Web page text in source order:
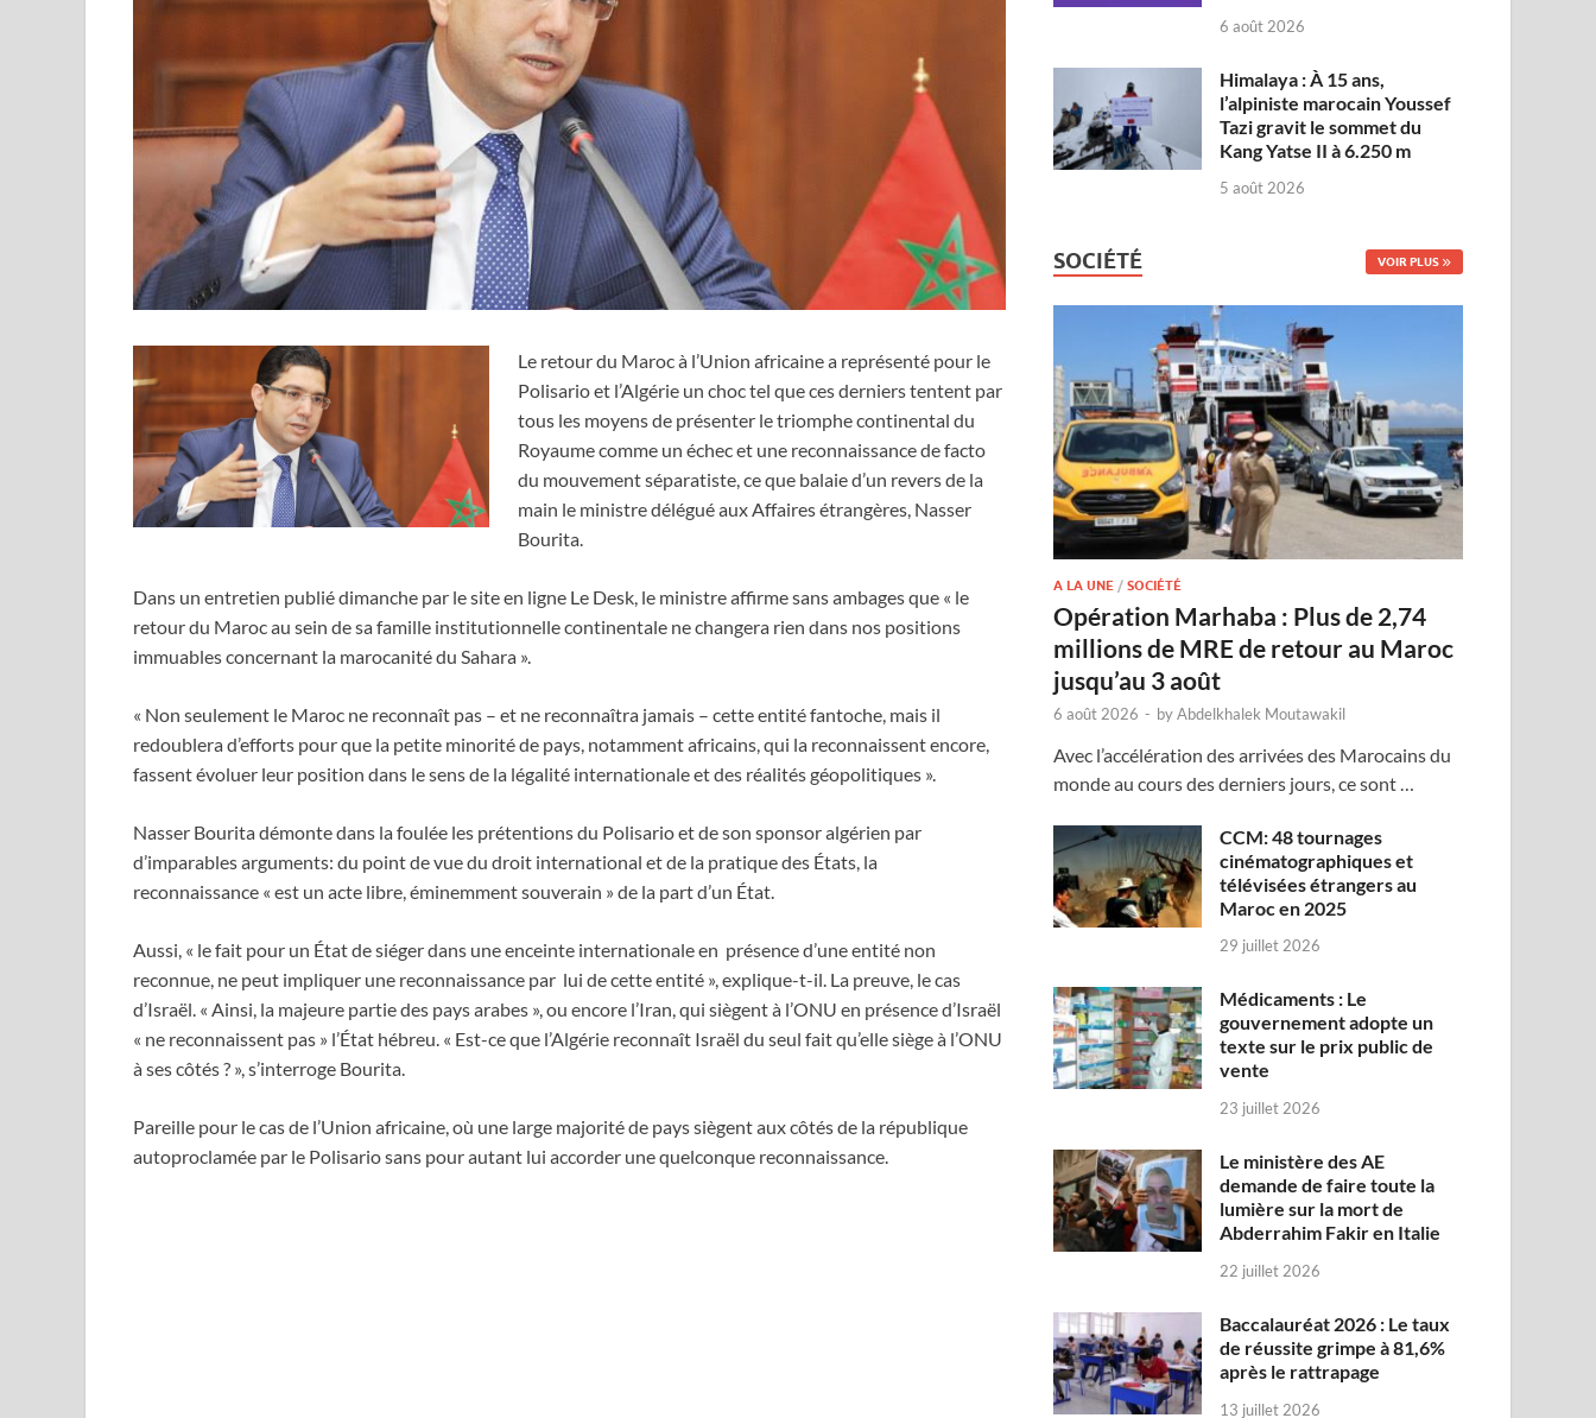
Le retour du Maroc à l’Union africaine a représenté pour le
Polisario et l’Algérie un choc tel que ces derniers tentent par
tous les moyens de présenter le triomphe continental du
Royaume comme un échec et une reconnaissance de facto
du mouvement séparatiste, ce que balaie d’un revers de la
main le ministre délégué aux Affaires étrangères, Nasser
Bourita.
Dans un entretien publié dimanche par le site en ligne Le Desk, le ministre affirme sans ambages que « le
retour du Maroc au sein de sa famille institutionnelle continentale ne changera rien dans nos positions
immuables concernant la marocanité du Sahara ».
« Non seulement le Maroc ne reconnaît pas – et ne reconnaîtra jamais – cette entité fantoche, mais il
redoublera d’efforts pour que la petite minorité de pays, notamment africains, qui la reconnaissent encore,
fassent évoluer leur position dans le sens de la légalité internationale et des réalités géopolitiques ».
Nasser Bourita démonte dans la foulée les prétentions du Polisario et de son sponsor algérien par
d’imparables arguments: du point de vue du droit international et de la pratique des États, la
reconnaissance « est un acte libre, éminemment souverain » de la part d’un État.
Aussi, « le fait pour un État de siéger dans une enceinte internationale en présence d’une entité non
reconnue, ne peut impliquer une reconnaissance par lui de cette entité », explique-t-il. La preuve, le cas
d’Israël. « Ainsi, la majeure partie des pays arabes », ou encore l’Iran, qui siègent à l’ONU en présence d’Israël
« ne reconnaissent pas » l’État hébreu. « Est-ce que l’Algérie reconnaît Israël du seul fait qu’elle siège à l’ONU
à ses côtés ? », s’interroge Bourita.
Pareille pour le cas de l’Union africaine, où une large majorité de pays siègent aux côtés de la république
autoproclamée par le Polisario sans pour autant lui accorder une quelconque reconnaissance.
6 août 2026
Himalaya : À 15 ans,
l’alpiniste marocain Youssef
Tazi gravit le sommet du
Kang Yatse II à 6.250 m
5 août 2026
SOCIÉTÉ VOIR PLUS
A LA UNE /SOCIÉTÉ
Opération Marhaba : Plus de 2,74
millions de MRE de retour au Maroc
jusqu’au 3 août
6 août 2026 - byAbdelkhalek Moutawakil
Avec l’accélération des arrivées des Marocains du
monde au cours des derniers jours, ce sont …
CCM: 48 tournages
cinématographiques et
télévisées étrangers au
Maroc en 2025
29 juillet 2026
Médicaments : Le
gouvernement adopte un
texte sur le prix public de
vente
23 juillet 2026
Le ministère des AE
demande de faire toute la
lumière sur la mort de
Abderrahim Fakir en Italie
22 juillet 2026
Baccalauréat 2026 : Le taux
de réussite grimpe à 81,6%
après le rattrapage
13 juillet 2026